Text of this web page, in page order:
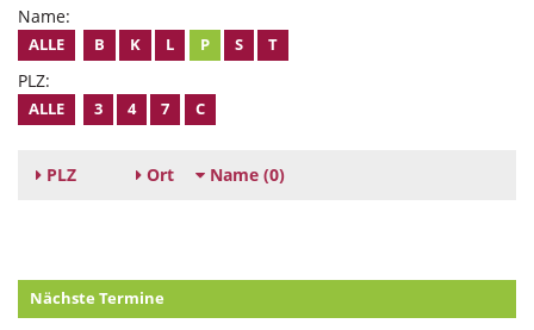
Name:
ALLE B K L P S T
PLZ:
ALLE 3 4 7 C
PLZ Ort Name (0)
Nächste Termine